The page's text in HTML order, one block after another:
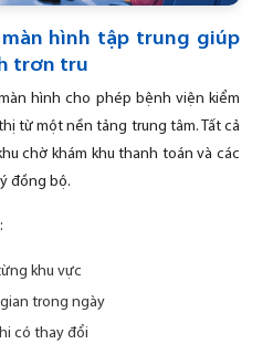
hình tập trung giúp
trơn tru
hình cho phép bệnh viện kiểm
từ một nền tảng trung tâm. Tất cả
chờ khám khu thanh toán và các
đồng bộ.
khu vực
trong ngày
có thay đổi